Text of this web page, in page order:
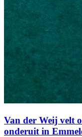
Van der Weij velt
onderuit in